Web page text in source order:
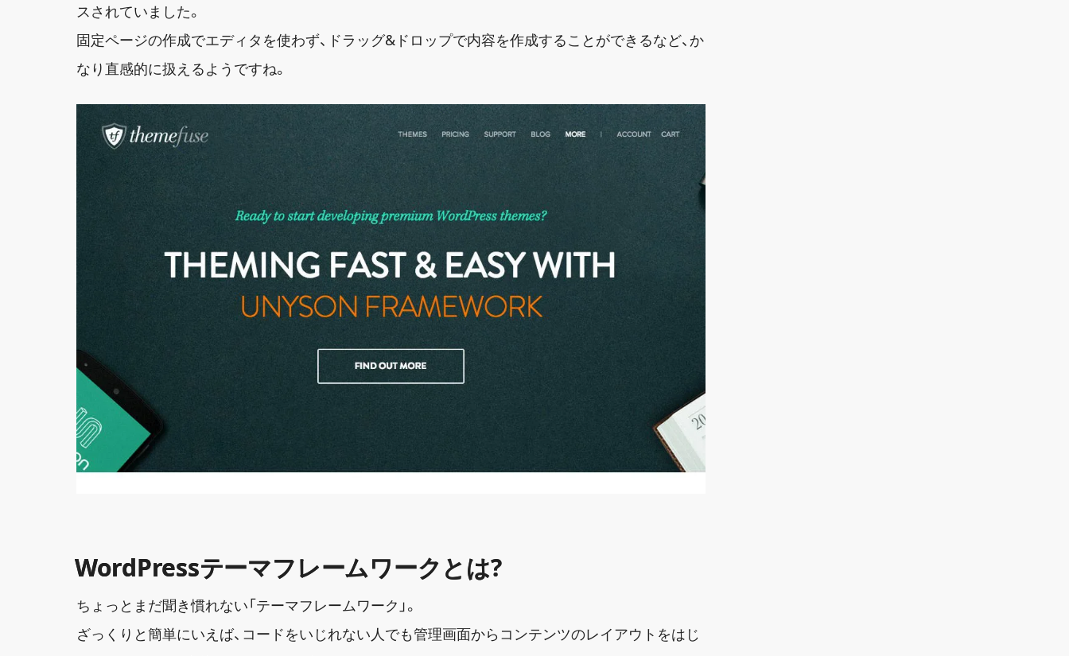
スされていました。
固定ページの作成でエディタを使わず、ドラッグ&ドロップで内容を作成することができるなど、か
なり直感的に扱えるようですね。
WordPressテーマフレームワークとは?
ちょっとまだ聞き慣れない「テーマフレームワーク」。
ざっくりと簡単にいえば、コードをいじれない人でも管理画面からコンテンツのレイアウトをはじ